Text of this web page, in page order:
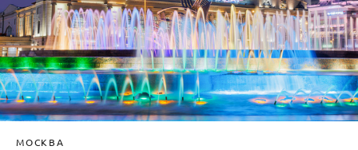
МОСКВА